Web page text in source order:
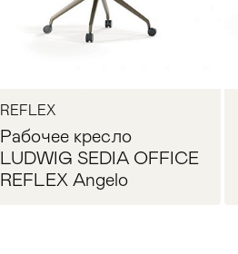
REFLEX
Рабочее кресло
LUDWIG SEDIA OFFICE
REFLEX Angelo